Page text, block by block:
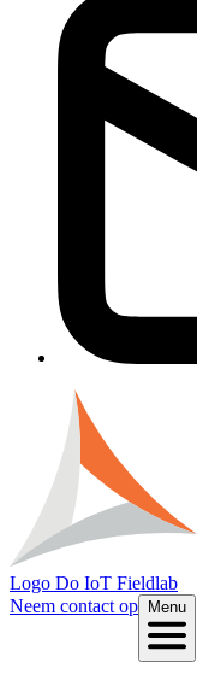
Logo Do IoT Fieldlab
Neem contact op
Menu